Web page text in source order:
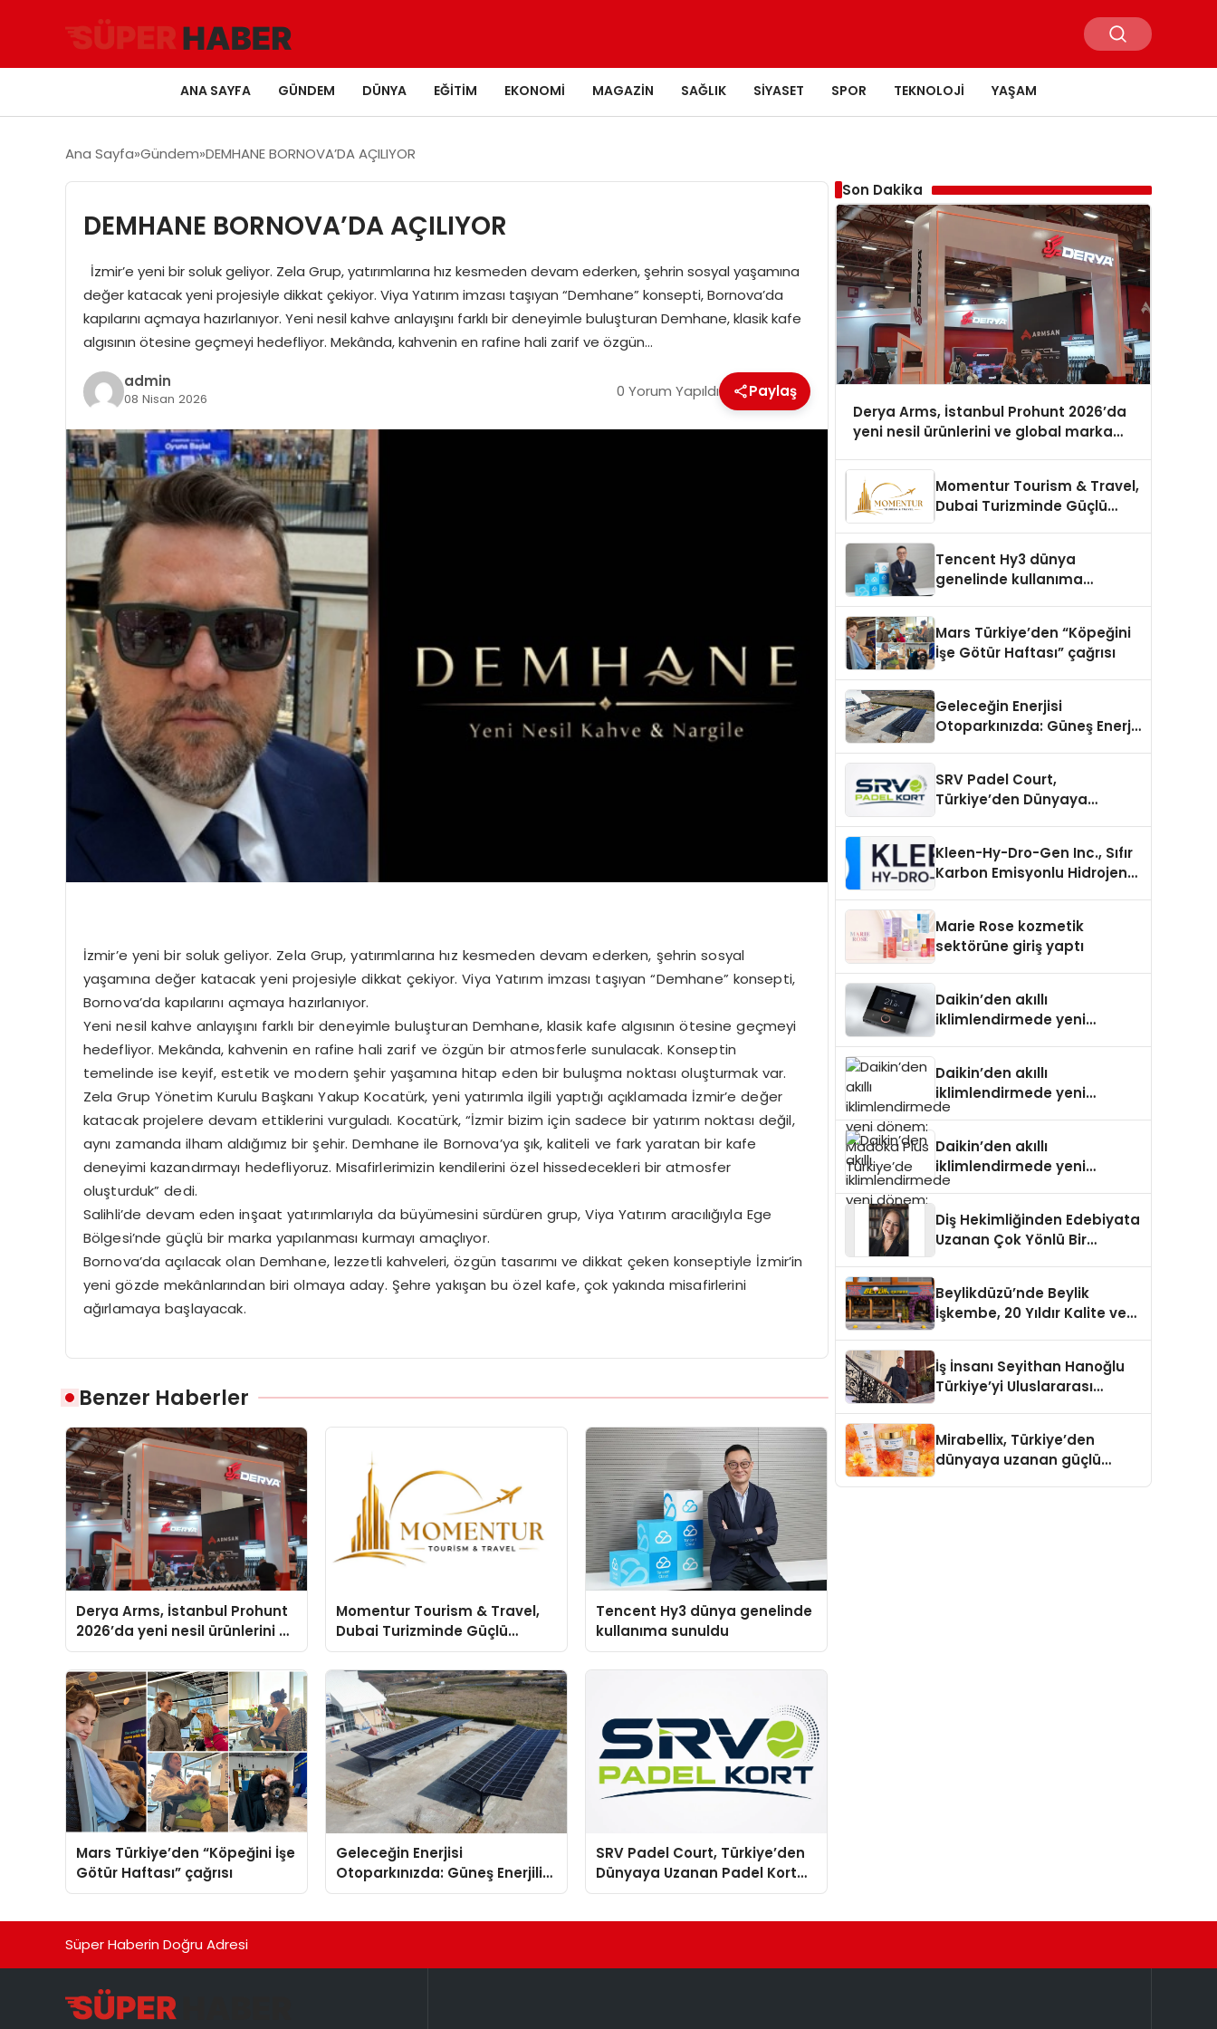
ANA SAYFA GÜNDEM DÜNYA EĞITIM EKONOMI MAGAZIN SAĞLIK SIYASET SPOR TEKNOLOJI YAŞAM
Ana Sayfa Gündem DEMHANE BORNOVA’DA AÇILIYOR
DEMHANE BORNOVA’DA AÇILIYOR
İzmir’e yeni bir soluk geliyor. Zela Grup, yatırımlarına hız kesmeden devam ederken, şehrin sosyal yaşamına
değer katacak yeni projesiyle dikkat çekiyor. Viya Yatırım imzası taşıyan “Demhane” konsepti, Bornova’da
kapılarını açmaya hazırlanıyor. Yeni nesil kahve anlayışını farklı bir deneyimle buluşturan Demhane, klasik kafe
algısının ötesine geçmeyi hedefliyor. Mekânda, kahvenin en rafine hali zarif ve özgün…
admin
08 Nisan 2026 0 Yorum Yapıldı Paylaş
İzmir’e yeni bir soluk geliyor. Zela Grup, yatırımlarına hız kesmeden devam ederken, şehrin sosyal
yaşamına değer katacak yeni projesiyle dikkat çekiyor. Viya Yatırım imzası taşıyan “Demhane” konsepti,
Bornova’da kapılarını açmaya hazırlanıyor.
Yeni nesil kahve anlayışını farklı bir deneyimle buluşturan Demhane, klasik kafe algısının ötesine geçmeyi
hedefliyor. Mekânda, kahvenin en rafine hali zarif ve özgün bir atmosferle sunulacak. Konseptin
temelinde ise keyif, estetik ve modern şehir yaşamına hitap eden bir buluşma noktası oluşturmak var.
Zela Grup Yönetim Kurulu Başkanı Yakup Kocatürk, yeni yatırımla ilgili yaptığı açıklamada İzmir’e değer
katacak projelere devam ettiklerini vurguladı. Kocatürk, “İzmir bizim için sadece bir yatırım noktası değil,
aynı zamanda ilham aldığımız bir şehir. Demhane ile Bornova’ya şık, kaliteli ve fark yaratan bir kafe
deneyimi kazandırmayı hedefliyoruz. Misafirlerimizin kendilerini özel hissedecekleri bir atmosfer
oluşturduk” dedi.
Salihli’de devam eden inşaat yatırımlarıyla da büyümesini sürdüren grup, Viya Yatırım aracılığıyla Ege
Bölgesi’nde güçlü bir marka yapılanması kurmayı amaçlıyor.
Bornova’da açılacak olan Demhane, lezzetli kahveleri, özgün tasarımı ve dikkat çeken konseptiyle İzmir’in
yeni gözde mekânlarından biri olmaya aday. Şehre yakışan bu özel kafe, çok yakında misafirlerini
ağırlamaya başlayacak.
Benzer Haberler
Derya Arms, İstanbul Prohunt
2026’da yeni nesil ürünlerini ve
global marka vizyonunu
sergiledi
Momentur Tourism & Travel,
Dubai Turizminde Güçlü
Operasyon Ağıyla Fark
Yaratıyor
Tencent Hy3 dünya genelinde
kullanıma sunuldu
Mars Türkiye’den “Köpeğini İşe
Götür Haftası” çağrısı
Geleceğin Enerjisi
Otoparkınızda: Güneş Enerjili
Carport (Solar Otopark)
SRV Padel Court, Türkiye’den
Dünyaya Uzanan Padel Kort
Üretiminde Güvenin Adresi
Son Dakika
Derya Arms, İstanbul Prohunt 2026’da
yeni nesil ürünlerini ve global marka
Momentur Tourism & Travel,
Dubai Turizminde Güçlü
Tencent Hy3 dünya
genelinde kullanıma
Mars Türkiye’den “Köpeğini
İşe Götür Haftası” çağrısı
Geleceğin Enerjisi
Otoparkınızda: Güneş Enerjili
SRV Padel Court,
Türkiye’den Dünyaya
Kleen-Hy-Dro-Gen Inc., Sıfır
Karbon Emisyonlu Hidrojen
Aldı
Marie Rose kozmetik
sektörüne giriş yaptı
Daikin’den akıllı
iklimlendirmede yeni
Daikin’den akıllı
iklimlendirmede yeni
dönem: Madoka Plus
Daikin’den akıllı
iklimlendirmede yeni
dönem: Madoka Plus
Diş Hekimliğinden Edebiyata
Uzanan Çok Yönlü Bir
Beylikdüzü’nde Beylik
İşkembe, 20 Yıldır Kalite ve
İş İnsanı Seyithan Hanoğlu
Türkiye’yi Uluslararası
Mirabellix, Türkiye’den
dünyaya uzanan güçlü
Süper Haberin Doğru Adresi